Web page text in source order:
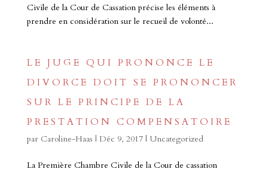
Civile de la Cour de Cassation précise les éléments à
prendre en considération sur le recueil de volonté...
LE JUGE QUI PRONONCE LE
DIVORCE DOIT SE PRONONCER
SUR LE PRINCIPE DE LA
PRESTATION COMPENSATOIRE
par Caroline-Haas | Déc 9, 2017| Uncategorized
La Première Chambre Civile de la Cour de cassation